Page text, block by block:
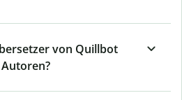
von Quillbot